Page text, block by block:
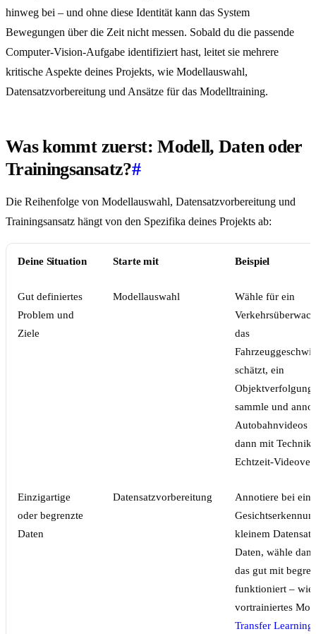
hinweg bei – und ohne diese Identität kann das System
Bewegungen über die Zeit nicht messen. Sobald du die passende
Computer-Vision-Aufgabe identifiziert hast, leitet sie mehrere
kritische Aspekte deines Projekts, wie Modellauswahl,
Datensatzvorbereitung und Ansätze für das Modelltraining.
Was kommt zuerst: Modell, Daten oder
Trainingsansatz?#
Die Reihenfolge von Modellauswahl, Datensatzvorbereitung und
Trainingsansatz hängt von den Spezifika deines Projekts ab:
Deine Situation Starte mit Beispiel
Gut definiertes
Problem und
Ziele
Modellauswahl
Wähle für ein
das
schätzt, ein
sammle und
Autobahnvideos
dann mit
Echtzeit-
Einzigartige
oder begrenzte
Daten
Datensatzvorbereitung
Annotiere bei
kleinem
Daten, wähle
das gut mit
funktioniert – wie
vortrainiertes
Transfer Learning